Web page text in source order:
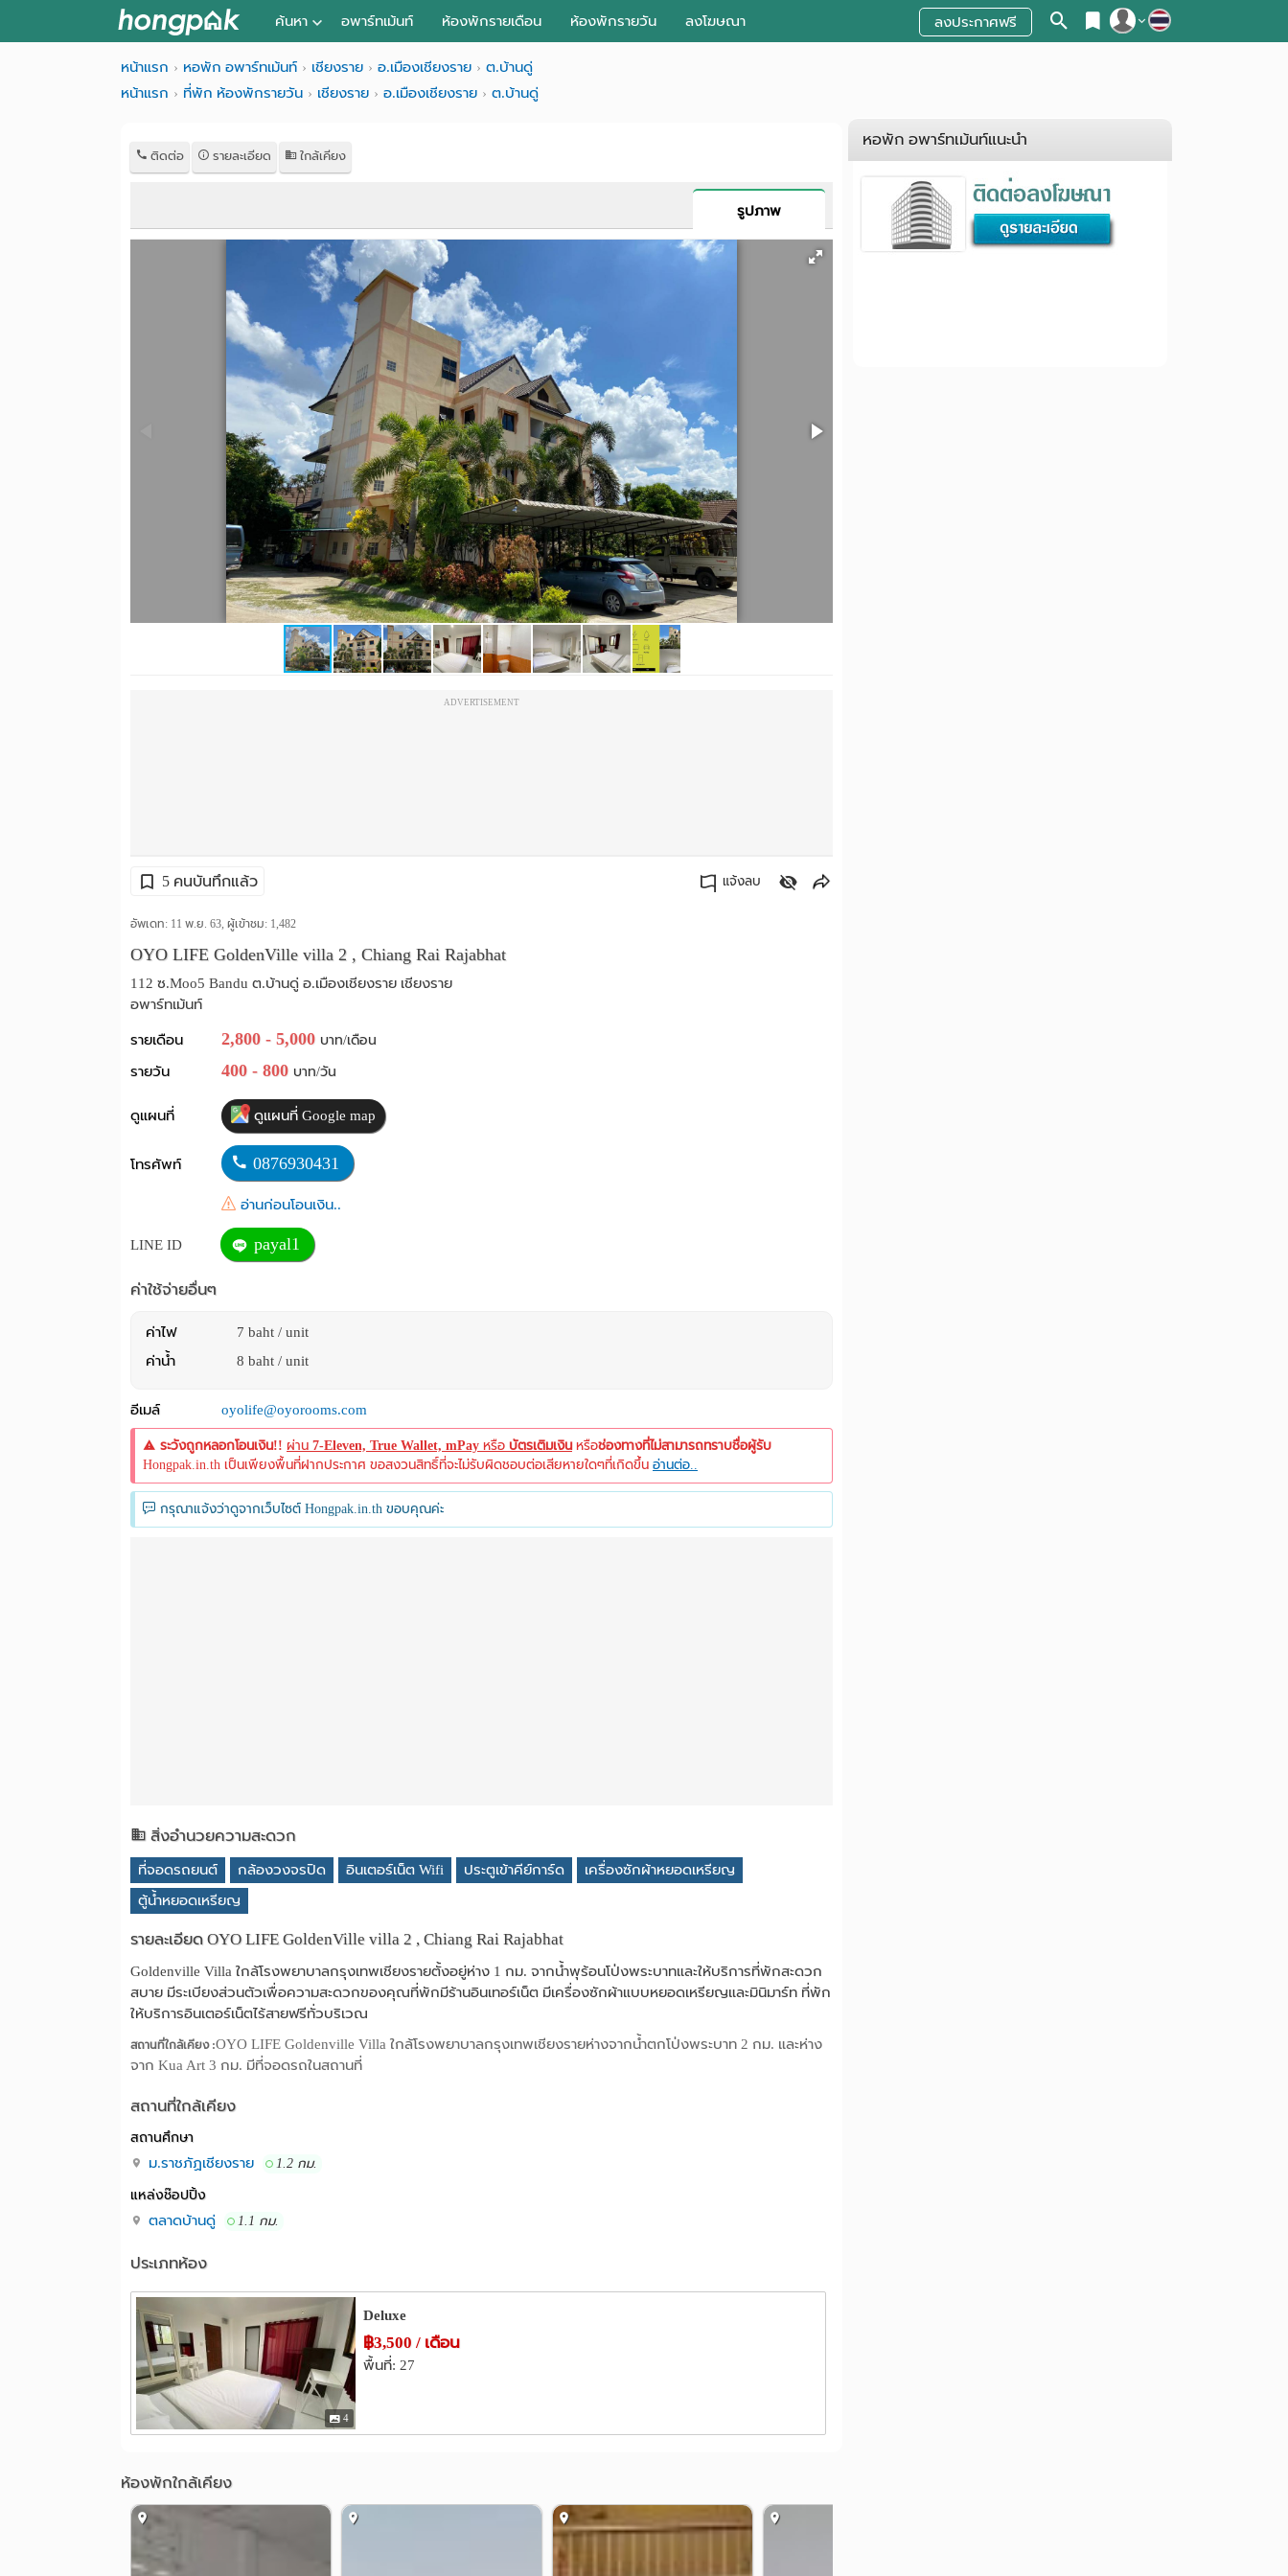
ค้นหา
หอพัก ใกล้ฉัน
ค้นจากสถานีรถไฟฟ้า
ค้นแบบละเอียด
อพาร์ทเม้นท์ ห้องพักรายเดือน ห้องพักรายวัน ลงโฆษณา ลงประกาศฟรี
หน้าแรก หอพัก อพาร์ทเม้นท์ เชียงราย อ.เมืองเชียงราย
ต.บ้านดู่
หน้าแรก
ที่พัก ห้องพักรายวัน เชียงราย อ.เมืองเชียงราย ต.บ้านดู่
ติดต่อ รายละเอียด ใกล้เคียง
รูปภาพ
ADVERTISEMENT
5 คนบันทึกแล้ว แจ้งลบ
อัพเดท: 11 พ.ย. 63, ผู้เข้าชม: 1,482
OYO LIFE GoldenVille villa 2 , Chiang Rai Rajabhat
112 ซ.Moo5 Bandu ต.บ้านดู่ อ.เมืองเชียงราย เชียงราย
อพาร์ทเม้นท์
รายเดือน 2,800 - 5,000 บาท/เดือน
รายวัน 400 - 800 บาท/วัน
ดูแผนที่ ดูแผนที่ Google map
โทรศัพท์ 0876930431
อ่านก่อนโอนเงิน..
LINE ID payal1
ค่าใช้จ่ายอื่นๆ
ค่าไฟ
7 baht / unit
ค่าน้ำ
8 baht / unit
อีเมล์ oyolife@oyorooms.com
ระวังถูกหลอกโอนเงิน!! ผ่าน 7-Eleven, True Wallet, mPay หรือ บัตรเติมเงินหรือช่องทางที่ไม่สามารถทราบชื่อผู้รับ
Hongpak.in.th เป็นเพียงพื้นที่ฝากประกาศ ขอสงวนสิทธิ์ที่จะไม่รับผิดชอบต่อเสียหายใดๆที่เกิดขึ้น อ่านต่อ..
กรุณาแจ้งว่าดูจากเว็บไซต์ Hongpak.in.th ขอบคุณค่ะ
สิ่งอำนวยความสะดวก
ที่จอดรถยนต์ กล้องวงจรปิด อินเตอร์เน็ต Wifi ประตูเข้าคีย์การ์ด
เครื่องซักผ้าหยอดเหรียญ
ตู้น้ำหยอดเหรียญ
รายละเอียด OYO LIFE GoldenVille villa 2 , Chiang Rai Rajabhat
Goldenville Villa ใกล้โรงพยาบาลกรุงเทพเชียงรายตั้งอยู่ห่าง 1 กม. จากน้ำพุร้อนโป่งพระบาทและให้บริการที่พักสะดวก
สบาย มีระเบียงส่วนตัวเพื่อความสะดวกของคุณที่พักมีร้านอินเทอร์เน็ต มีเครื่องซักผ้าแบบหยอดเหรียญและมินิมาร์ท ที่พัก
ให้บริการอินเตอร์เน็ตไร้สายฟรีทั่วบริเวณ
สถานที่ใกล้เคียง :OYO LIFE Goldenville Villa ใกล้โรงพยาบาลกรุงเทพเชียงรายห่างจากน้ำตกโป่งพระบาท 2 กม. และห่าง
จาก Kua Art 3 กม. มีที่จอดรถในสถานที่
สถานที่ใกล้เคียง
สถานศึกษา
ม.ราชภัฏเชียงราย 1.2 กม.
แหล่งช๊อปปิ้ง
ตลาดบ้านดู่ 1.1 กม.
ประเภทห้อง
4
Deluxe
฿3,500 / เดือน
พื้นที่: 27
ห้องพักใกล้เคียง
หอพัก อพาร์ทเม้นท์แนะนำ